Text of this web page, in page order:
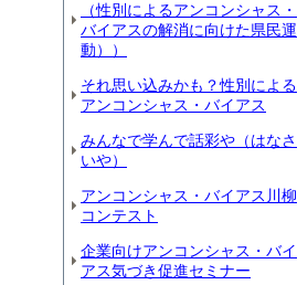
（性別によるアンコンシャス・
バイアスの解消に向けた県民運
動））
それ思い込みかも？性別による
アンコンシャス・バイアス
みんなで学んで話彩や（はなさ
いや）
アンコンシャス・バイアス川柳
コンテスト
企業向けアンコンシャス・バイ
アス気づき促進セミナー